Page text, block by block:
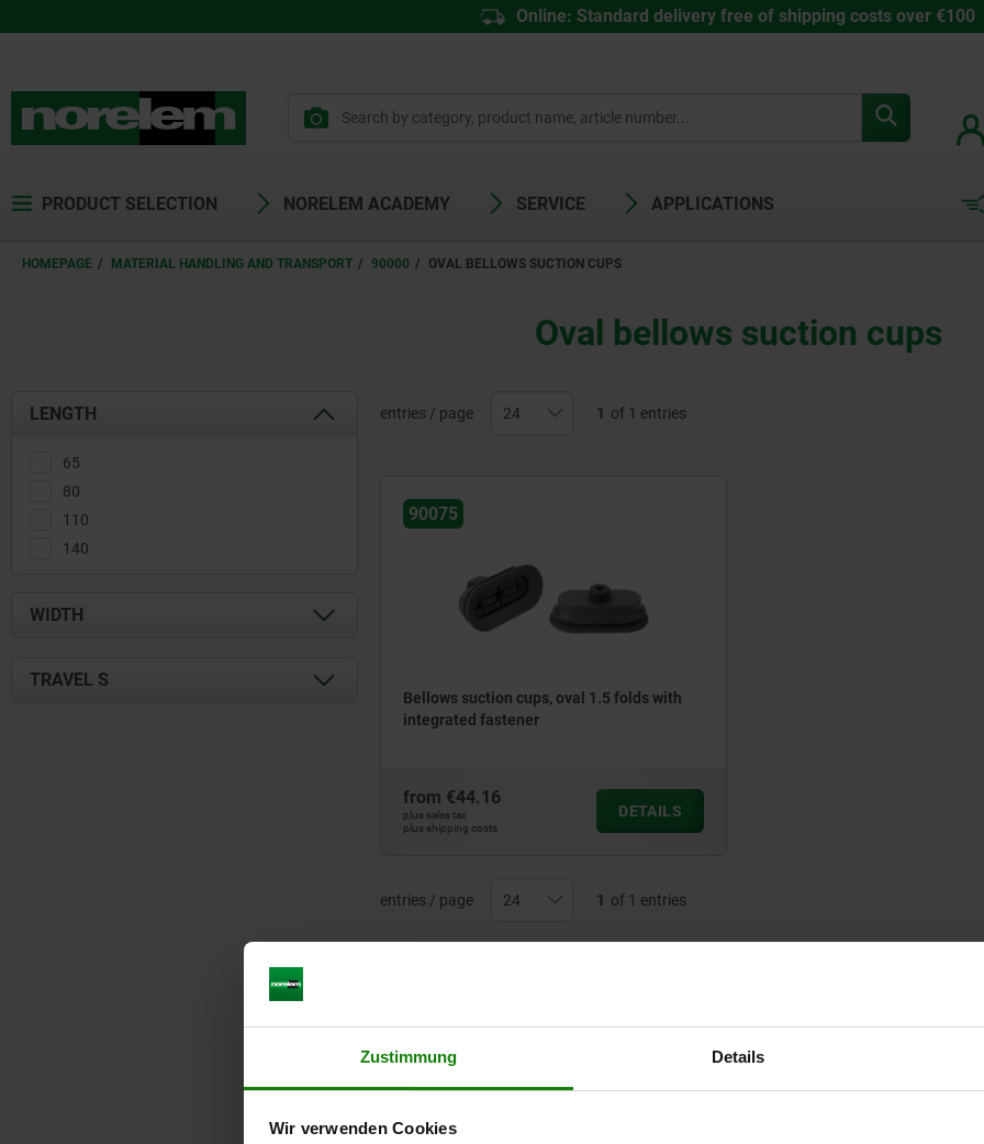
Zustimmung Details
Wir verwenden Cookies
Online: Standard delivery free of shipping costs over €100
PRODUCT SELECTION NORELEM ACADEMY SERVICE APPLICATIONS
HOMEPAGE MATERIAL HANDLING AND TRANSPORT 90000 OVAL BELLOWS SUCTION CUPS
Oval bellows suction cups
LENGTH
65
80
110
140
WIDTH
TRAVEL S
entries / page 1 of 1 entries
90075
Bellows suction cups, oval 1.5 folds with
integrated fastener
from €44.16
plus sales tax
plus shipping costs
DETAILS
entries / page 1 of 1 entries
Other customers
32501 32500